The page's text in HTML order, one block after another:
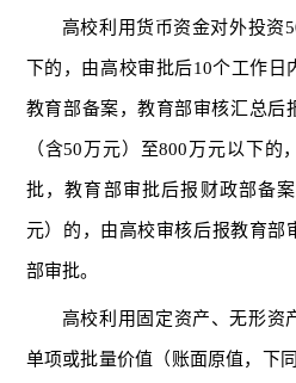
高校利用货币资金对外投资
下的，由高校审批后10个工作日
教育部备案，教育部审核汇总后
（含50万元）至800万元以下的
批，教育部审批后报财政部备
元）的，由高校审核后报教育部
部审批。
高校利用固定资产、无形资
单项或批量价值（账面原值，下